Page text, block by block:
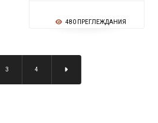
480 ПРЕГЛЕЖДАНИЯ
3 4